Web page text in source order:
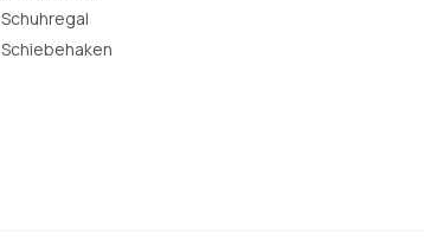
Schuhregal
Schiebehaken